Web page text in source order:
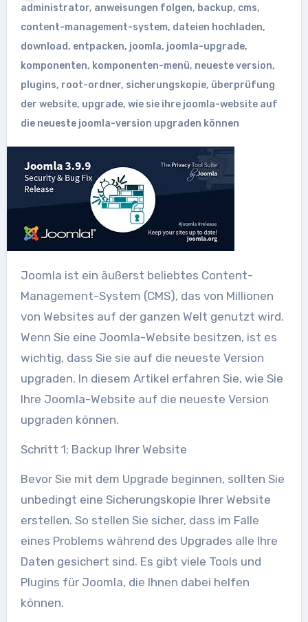
administrator, anweisungen folgen, backup, cms,
content-management-system, dateien hochladen,
download, entpacken, joomla, joomla-upgrade,
komponenten, komponenten-menü, neueste version,
plugins, root-ordner, sicherungskopie, überprüfung
der website, upgrade, wie sie ihre joomla-website auf
die neueste joomla-version upgraden können
Joomla ist ein äußerst beliebtes Content-
Management-System (CMS), das von Millionen
von Websites auf der ganzen Welt genutzt wird.
Wenn Sie eine Joomla-Website besitzen, ist es
wichtig, dass Sie sie auf die neueste Version
upgraden. In diesem Artikel erfahren Sie, wie Sie
Ihre Joomla-Website auf die neueste Version
upgraden können.
Schritt 1: Backup Ihrer Website
Bevor Sie mit dem Upgrade beginnen, sollten Sie
unbedingt eine Sicherungskopie Ihrer Website
erstellen. So stellen Sie sicher, dass im Falle
eines Problems während des Upgrades alle Ihre
Daten gesichert sind. Es gibt viele Tools und
Plugins für Joomla, die Ihnen dabei helfen
können.